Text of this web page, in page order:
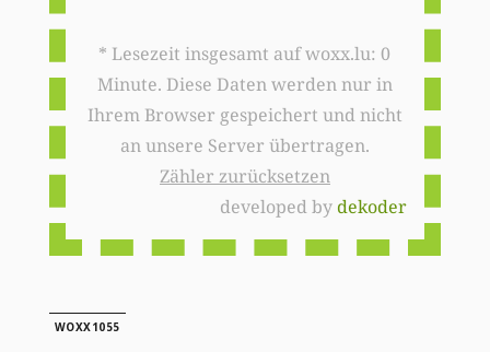
* Lesezeit insgesamt auf woxx.lu: 0
Minute. Diese Daten werden nur in
Ihrem Browser gespeichert und nicht
an unsere Server übertragen.
Zähler zurücksetzen
developed bydekoder
WOXX1055